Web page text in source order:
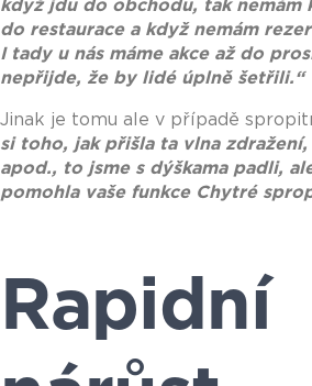
když jdu do obchodu, tak nemám
do restaurace a když nemám
I tady u nás máme akce až do
nepřijde, že by lidé úplně šetřili.“
Jinak je tomu ale v případě
si toho, jak přišla ta vlna
apod., to jsme s dýškama padli,
pomohla vaše funkce Chytré
Rapidní